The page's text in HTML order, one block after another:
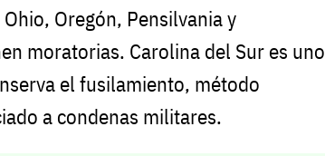
Oregón, Pensilvania y
moratorias. Carolina del Sur es uno
el fusilamiento, método
a condenas militares.